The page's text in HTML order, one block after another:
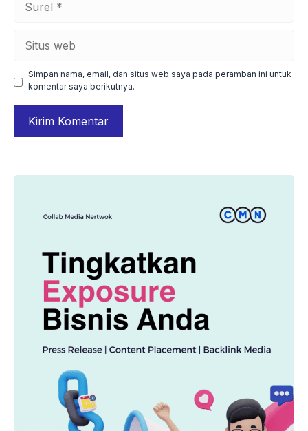
web
Simpan nama, email, dan situs web saya pada peramban ini untuk
komentar saya berikutnya.